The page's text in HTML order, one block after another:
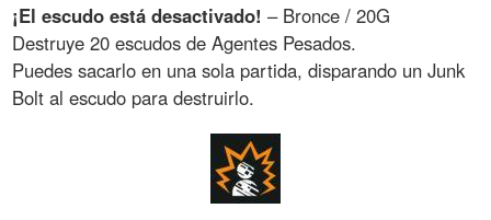
¡El escudo está desactivado!– Bronce / 20G
Destruye 20 escudos de Agentes Pesados.
Puedes sacarlo en una sola partida, disparando un Junk
Bolt al escudo para destruirlo.